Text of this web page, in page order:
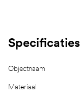
Specificaties
Objectnaam
Materiaal